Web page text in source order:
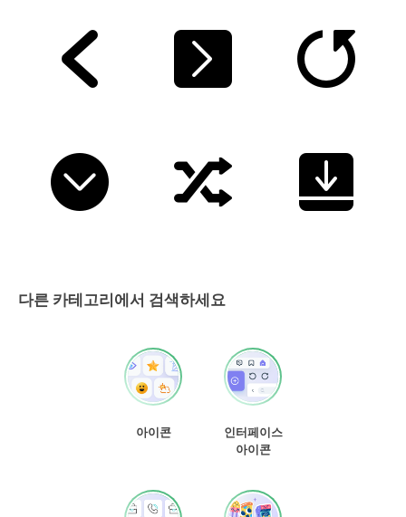
다른 카테고리에서 검색하세요
아이콘
인터페이스
아이콘